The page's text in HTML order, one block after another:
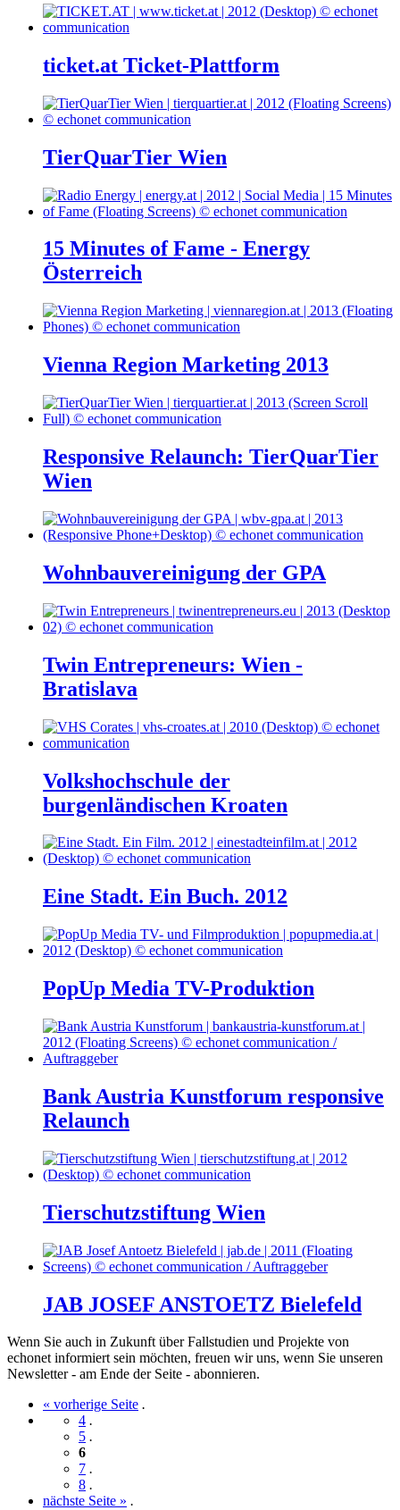
ticket.at Ticket-Plattform
TierQuarTier Wien
15 Minutes of Fame - Energy
Österreich
Vienna Region Marketing 2013
Responsive Relaunch: TierQuarTier
Wien
Wohnbauvereinigung der GPA
Twin Entrepreneurs: Wien -
Bratislava
Volkshochschule der
burgenländischen Kroaten
Eine Stadt. Ein Buch. 2012
PopUp Media TV-Produktion
Bank Austria Kunstforum responsive
Relaunch
Tierschutzstiftung Wien
JAB JOSEF ANSTOETZ Bielefeld
Wenn Sie auch in Zukunft über Fallstudien und Projekte von
echonet informiert sein möchten, freuen wir uns, wenn Sie unseren
Newsletter - am Ende der Seite - abonnieren.
« vorherige Seite .
4 .
5 .
6
7 .
8 .
nächste Seite » .